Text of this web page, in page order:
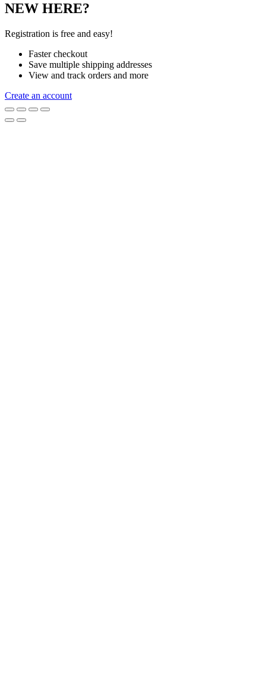
NEW HERE?
Registration is free and easy!
Faster checkout
Save multiple shipping addresses
View and track orders and more
Create an account